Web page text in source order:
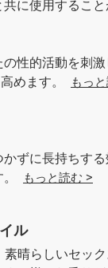
に使用すること
性的活動を刺
高めます。
もっ
ずに長持ちす
。
もっと読む >
ル
素晴らしいセッ